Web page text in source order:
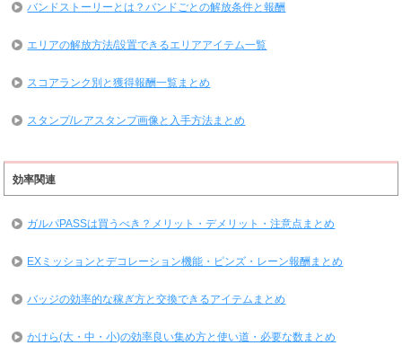
バンドストーリーとは？バンドごとの解放条件と報酬
エリアの解放方法/設置できるエリアアイテム一覧
スコアランク別と獲得報酬一覧まとめ
スタンプ/レアスタンプ画像と入手方法まとめ
効率関連
ガルパPASSは買うべき？メリット・デメリット・注意点まとめ
EXミッションとデコレーション機能・ピンズ・レーン報酬まとめ
バッジの効率的な稼ぎ方と交換できるアイテムまとめ
かけら(大・中・小)の効率良い集め方と使い道・必要な数まとめ